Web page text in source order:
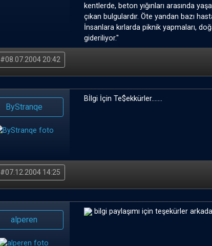
kentlerde, beton yığınları arasında
çıkan bulgulardır. Öte yandan bazı
İnsanlara kırlarda piknik yapmaları,
gideriliyor."
#08.07.2004 20:42
ByStranqe
Bİlgi İçin Te$ekkürler.......
#07.12.2004 14:25
alperen
bilgi paylaşımı için teşekürler